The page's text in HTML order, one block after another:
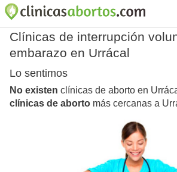
Clínicas de interrupción
embarazo en Urrácal
Lo sentimos
No existen clínicas de aborto en
clínicas de aborto más cercanas a